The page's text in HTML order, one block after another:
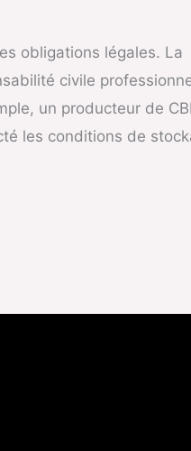
obligations légales. La
civile
un producteur de
les conditions de